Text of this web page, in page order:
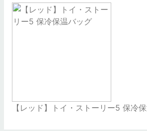
【レッド】トイ・ストーリー5 保冷